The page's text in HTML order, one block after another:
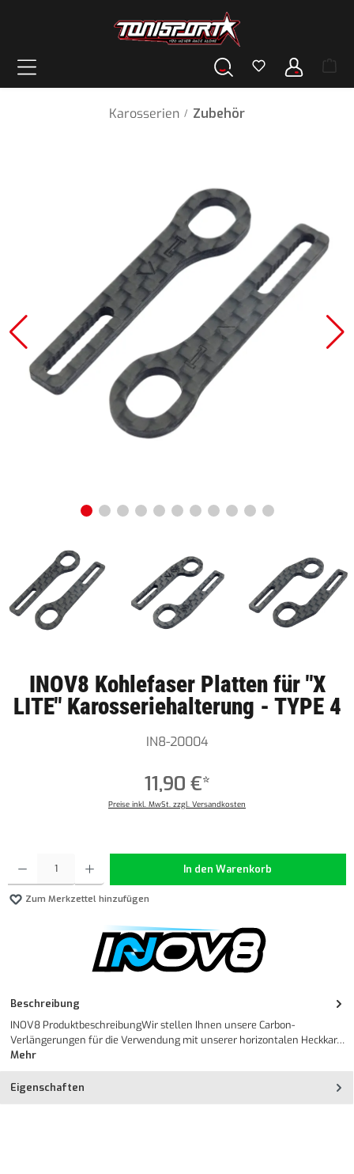
Karosserien / Zubehör
INOV8 Kohlefaser Platten für "X
LITE" Karosseriehalterung - TYPE 4
IN8-20004
11,90 €*
Preise inkl. MwSt. zzgl. Versandkosten
In den Warenkorb
Zum Merkzettel hinzufügen
Beschreibung
INOV8 ProduktbeschreibungWir stellen Ihnen unsere Carbon-
Verlängerungen für die Verwendung mit unserer horizontalen Heckkar…
Mehr
Eigenschaften